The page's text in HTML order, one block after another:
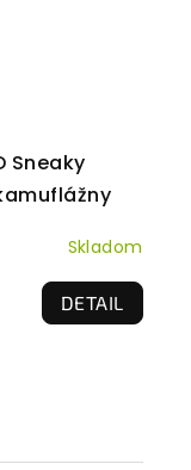
Sneaky
Skladom
DETAIL